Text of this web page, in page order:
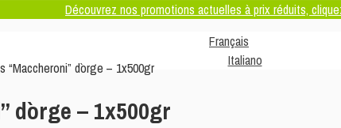
Découvrez nos promotions actuelles à prix réduits,
Français
Italiano
d`orge – 1x500gr
d`orge – 1x500gr